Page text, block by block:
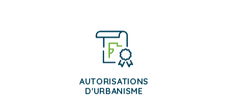
AUTORISATIONS
D'URBANISME